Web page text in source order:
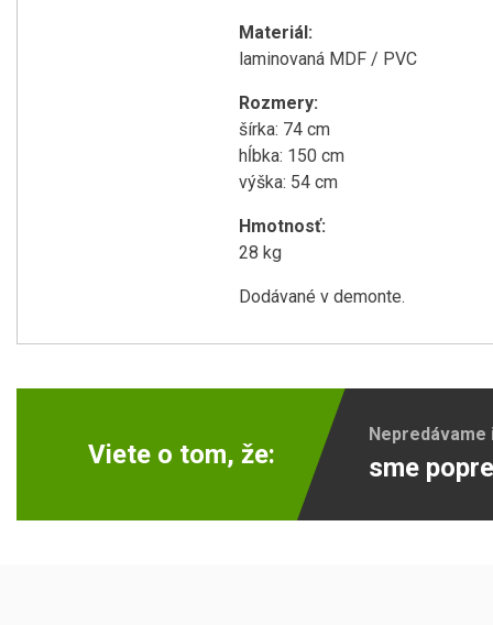
Materiál:
laminovaná MDF / PVC
Rozmery:
šírka: 74 cm
hĺbka: 150 cm
výška: 54 cm
Hmotnosť:
28 kg
Dodávané v demonte.
Viete o tom, že:
Nepredávame
sme